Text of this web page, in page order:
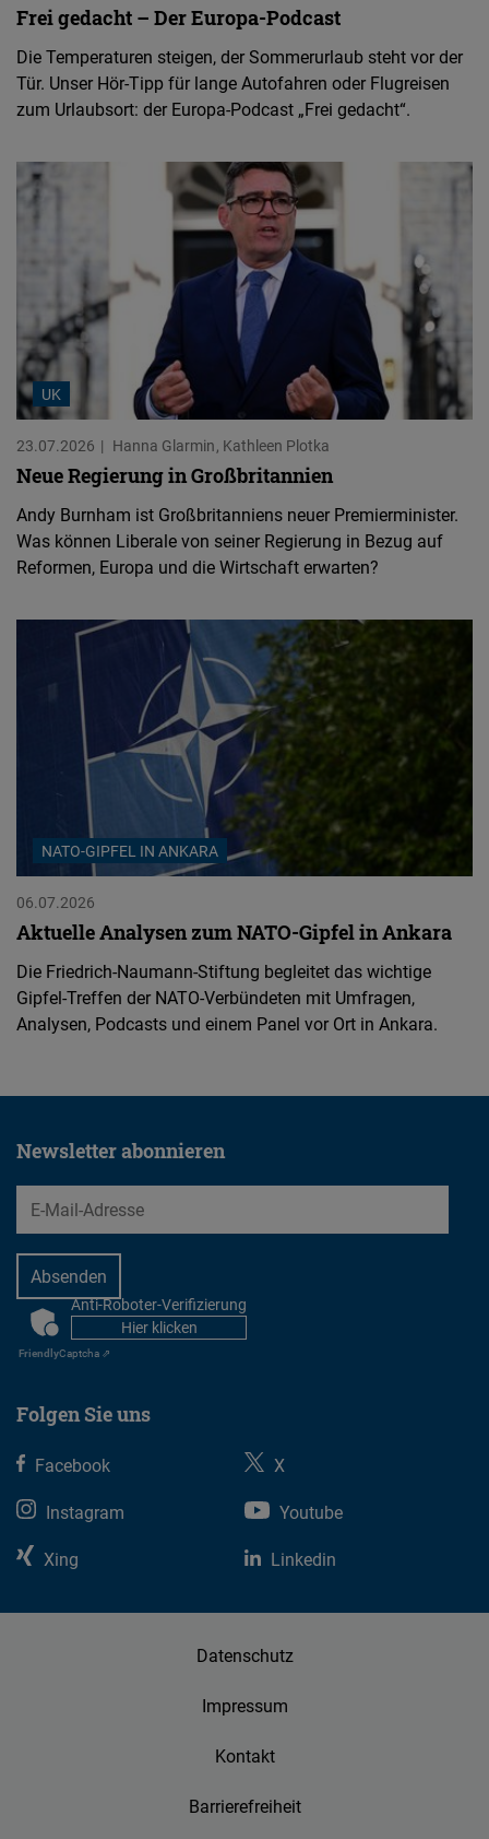
Frei gedacht – Der Europa-Podcast
Die Temperaturen steigen, der Sommerurlaub steht vor der
Tür. Unser Hör-Tipp für lange Autofahren oder Flugreisen
zum Urlaubsort: der Europa-Podcast „Frei gedacht“.
UK
23.07.2026 Hanna Glarmin Kathleen Plotka
Neue Regierung in Großbritannien
Andy Burnham ist Großbritanniens neuer Premierminister.
Was können Liberale von seiner Regierung in Bezug auf
Reformen, Europa und die Wirtschaft erwarten?
NATO-GIPFEL IN ANKARA
06.07.2026
Aktuelle Analysen zum NATO-Gipfel in Ankara
Die Friedrich-Naumann-Stiftung begleitet das wichtige
Gipfel-Treffen der NATO-Verbündeten mit Umfragen,
Analysen, Podcasts und einem Panel vor Ort in Ankara.
Newsletter abonnieren
EMail
CAPTCHAAnti-Roboter-Verifizierung
Hier klicken
FriendlyCaptcha ⇗
Folgen Sie uns
Facebook
X
Instagram
Youtube
Xing
Linkedin
Datenschutz
Impressum
Kontakt
Barrierefreiheit